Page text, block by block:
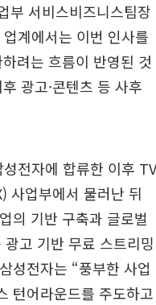
부 서비스비즈니스팀장
계에서는 이번 인사를
려는 흐름이 반영된 것
광고·콘텐츠 등 사후
전자에 합류한 이후 TV
사업부에서 물러난 뒤
의 기반 구축과 글로벌
고 기반 무료 스트리밍
성전자는 “풍부한 사업
턴어라운드를 주도하고